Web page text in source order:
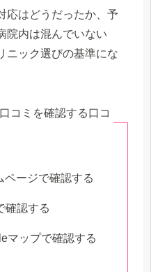
応はどうだったか、予
院内は混んでいない
ニック選びの基準にな
口コ
ページで確認する
確認する
マップで確認する